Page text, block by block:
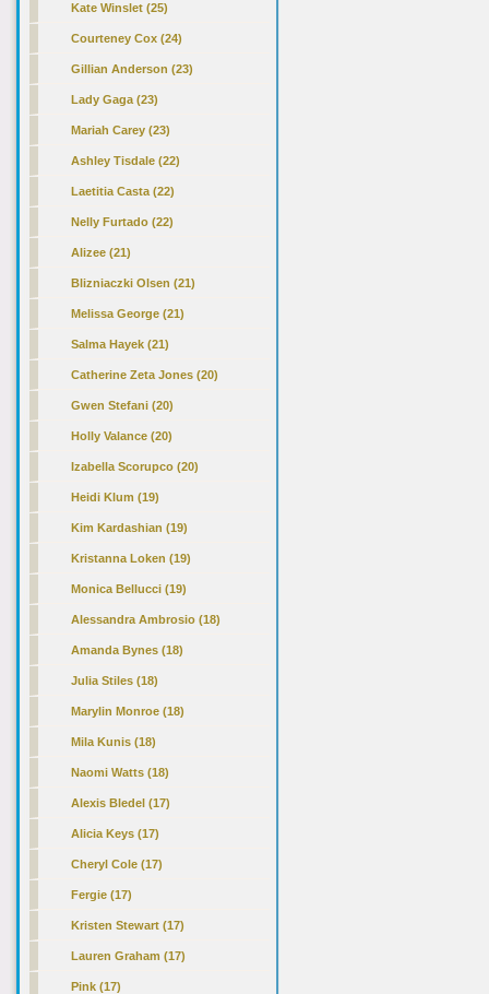
Kate Winslet (25)
Courteney Cox (24)
Gillian Anderson (23)
Lady Gaga (23)
Mariah Carey (23)
Ashley Tisdale (22)
Laetitia Casta (22)
Nelly Furtado (22)
Alizee (21)
Blizniaczki Olsen (21)
Melissa George (21)
Salma Hayek (21)
Catherine Zeta Jones (20)
Gwen Stefani (20)
Holly Valance (20)
Izabella Scorupco (20)
Heidi Klum (19)
Kim Kardashian (19)
Kristanna Loken (19)
Monica Bellucci (19)
Alessandra Ambrosio (18)
Amanda Bynes (18)
Julia Stiles (18)
Marylin Monroe (18)
Mila Kunis (18)
Naomi Watts (18)
Alexis Bledel (17)
Alicia Keys(17)
Cheryl Cole (17)
Fergie (17)
Kristen Stewart (17)
Lauren Graham (17)
Pink (17)